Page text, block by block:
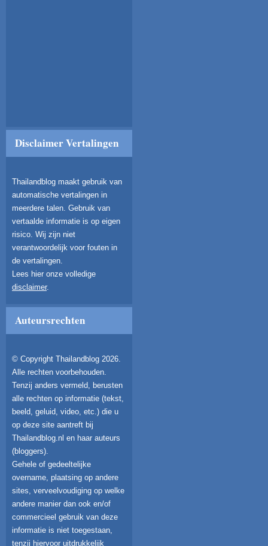
Disclaimer Vertalingen
Thailandblog maakt gebruik van
automatische vertalingen in
meerdere talen. Gebruik van
vertaalde informatie is op eigen
risico. Wij zijn niet
verantwoordelijk voor fouten in
de vertalingen.
Lees hier onze volledige
disclaimer.
Auteursrechten
© Copyright Thailandblog 2026.
Alle rechten voorbehouden.
Tenzij anders vermeld, berusten
alle rechten op informatie (tekst,
beeld, geluid, video, etc.) die u
op deze site aantreft bij
Thailandblog.nl en haar auteurs
(bloggers).
Gehele of gedeeltelijke
overname, plaatsing op andere
sites, verveelvoudiging op welke
andere manier dan ook en/of
commercieel gebruik van deze
informatie is niet toegestaan,
tenzij hiervoor uitdrukkelijk